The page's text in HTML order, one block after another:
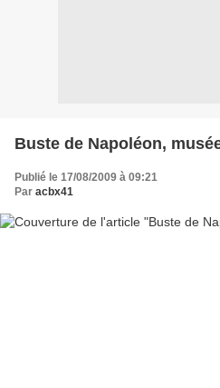
Buste de Napoléon,
Publié le 17/08/2009 à 09:21
Par acbx41